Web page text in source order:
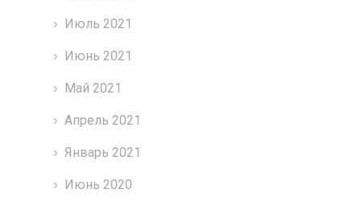
Июль 2021
Июнь 2021
Май 2021
Апрель 2021
Январь 2021
Июнь 2020